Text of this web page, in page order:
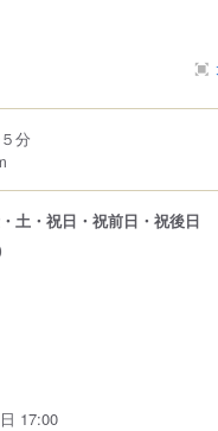
分
土・祝日・祝前日・祝後日
17:00